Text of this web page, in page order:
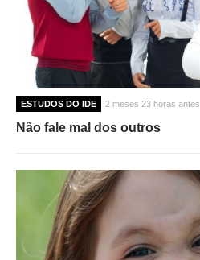
ESTUDOS DO IDE 2 meses 23 horas antes
Não fale mal dos outros